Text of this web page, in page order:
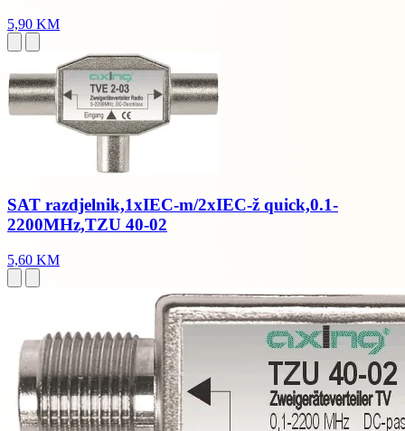
5,90 KM
SAT razdjelnik,1xIEC-m/2xIEC-ž quick,0.1-
2200MHz,TZU 40-02
5,60 KM